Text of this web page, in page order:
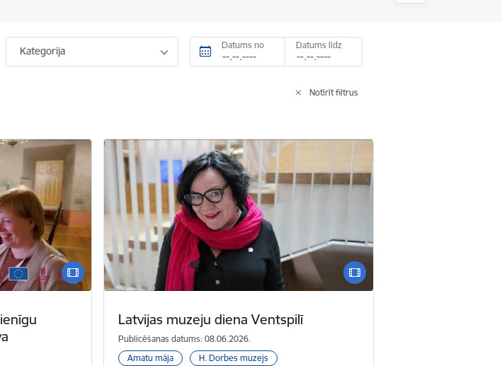
Kategorija Datums no Datums līdz
Notīrīt filtrus
Latvijas muzeju diena Ventspilī
Publicēšanas datums: 08.06.2026.
Amatu māja
H. Dorbes muzejs